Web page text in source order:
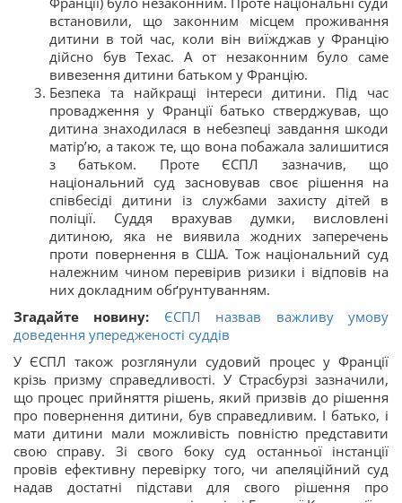
встановили, що законним місцем проживання
дитини в той час, коли він виїжджав у Францію
дійсно був Техас. А от незаконним було саме
вивезення дитини батьком у Францію.
Безпека та найкращі інтереси дитини. Під час
провадження у Франції батько стверджував, що
дитина знаходилася в небезпеці завдання шкоди
матір’ю, а також те, що вона побажала залишитися
з батьком. Проте ЄСПЛ зазначив, що
національний суд засновував своє рішення на
співбесіді дитини із службами захисту дітей в
поліції. Суддя врахував думки, висловлені
дитиною, яка не виявила жодних заперечень
проти повернення в США. Тож національний суд
належним чином перевірив ризики і відповів на
них докладним обґрунтуванням.
Згадайте новину:
ЄСПЛ назвав важливу умову
доведення упередженості суддів
У ЄСПЛ також розглянули судовий процес у Франції
крізь призму справедливості. У Страсбурзі зазначили,
що процес прийняття рішень, який призвів до рішення
про повернення дитини, був справедливим. І батько, і
мати дитини мали можливість повністю представити
свою справу. Зі свого боку суд останньої інстанції
провів ефективну перевірку того, чи апеляційний суд
надав достатні підстави для свого рішення про